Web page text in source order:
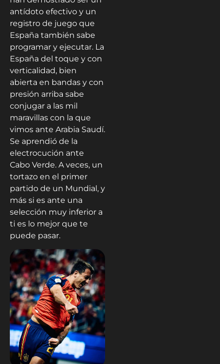
antídoto efectivo y un
registro de juego que
España también sabe
programar y ejecutar. La
España del toque y con
verticalidad, bien
abierta en bandas y con
presión arriba sabe
conjugar a las mil
maravillas con la que
vimos ante Arabia Saudí.
Se aprendió de la
electrocución ante
Cabo Verde. A veces, un
tortazo en el primer
partido de un Mundial, y
más si es ante una
selección muy inferior a
ti es lo mejor que te
puede pasar.